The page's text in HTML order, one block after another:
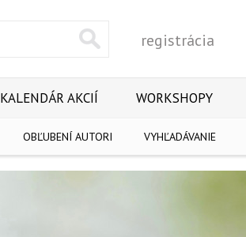
Vyhľadať
registrácia
OBĽUBENÍ AUTORI VYHĽADÁVANIE
KALENDÁR AKCIÍ WORKSHOPY